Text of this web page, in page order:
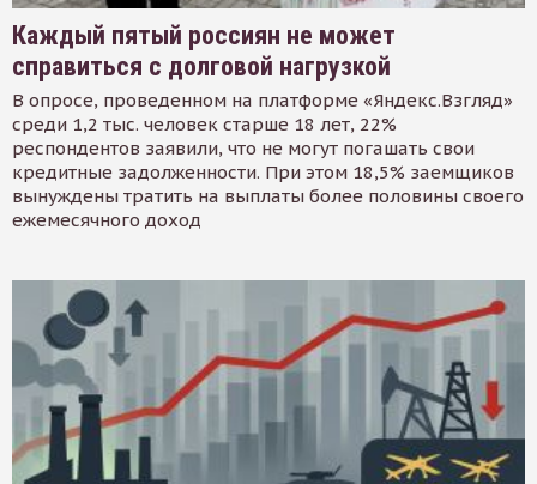
Каждый пятый россиян не может
справиться с долговой нагрузкой
В опросе, проведенном на платформе «Яндекс.Взгляд»
среди 1,2 тыс. человек старше 18 лет, 22%
респондентов заявили, что не могут погашать свои
кредитные задолженности. При этом 18,5% заемщиков
вынуждены тратить на выплаты более половины своего
ежемесячного доход